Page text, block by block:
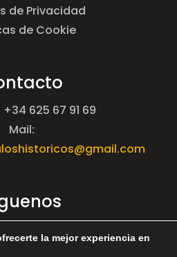
de Privacidad
de Cookie
625 67 91 69
Mail:
la mejor experiencia en